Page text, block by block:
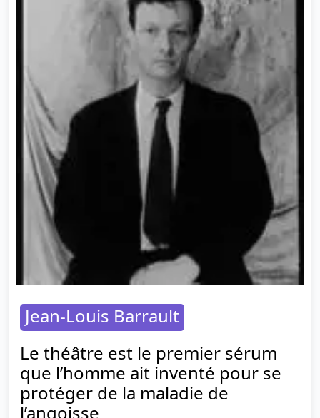
Jean-Louis Barrault
Le théâtre est le premier sérum
que l’homme ait inventé pour se
protéger de la maladie de
l’angoisse